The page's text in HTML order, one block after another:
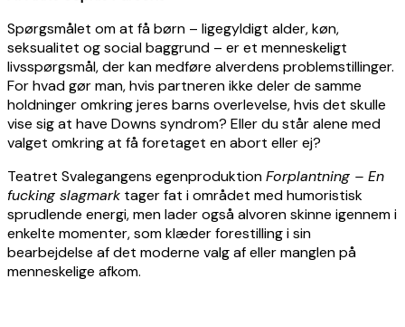
Spørgsmålet om at få børn – ligegyldigt alder, køn,
seksualitet og social baggrund – er et menneskeligt
livsspørgsmål, der kan medføre alverdens problemstillinger.
For hvad gør man, hvis partneren ikke deler de samme
holdninger omkring jeres barns overlevelse, hvis det skulle
vise sig at have Downs syndrom? Eller du står alene med
valget omkring at få foretaget en abort eller ej?
Teatret Svalegangens egenproduktionForplantning – En
fucking slagmark tager fat i området med humoristisk
sprudlende energi, men lader også alvoren skinne igennem i
enkelte momenter, som klæder forestilling i sin
bearbejdelse af det moderne valg af eller manglen på
menneskelige afkom.